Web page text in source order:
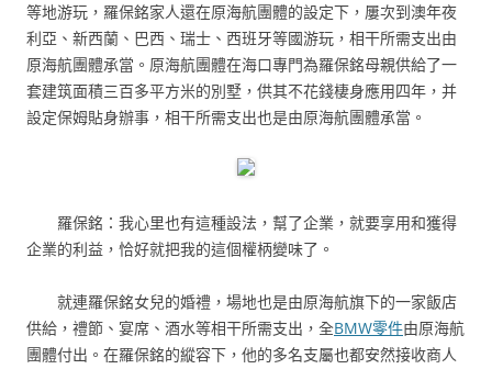
等地游玩，羅保銘家人還在原海航團體的設定下，屢次到澳年夜
利亞、新西蘭、巴西、瑞士、西班牙等國游玩，相干所需支出由
原海航團體承當。原海航團體在海口專門為羅保銘母親供給了一
套建筑面積三百多平方米的別墅，供其不花錢棲身應用四年，并
設定保姆貼身辦事，相干所需支出也是由原海航團體承當。
羅保銘：我心里也有這種設法，幫了企業，就要享用和獲得
企業的利益，恰好就把我的這個權柄變味了。
就連羅保銘女兒的婚禮，場地也是由原海航旗下的一家飯店
供給，禮節、宴席、酒水等相干所需支出，全BMW零件由原海航
團體付出。在羅保銘的縱容下，他的多名支屬也都安然接收商人